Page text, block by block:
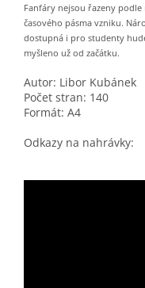
Fanfáry nejsou řazeny
časového pásma vzniku.
dostupná i pro studenty
myšleno už od začátku.
Autor: Libor Kubánek
Počet stran: 140
Formát: A4
Odkazy na nahrávky: